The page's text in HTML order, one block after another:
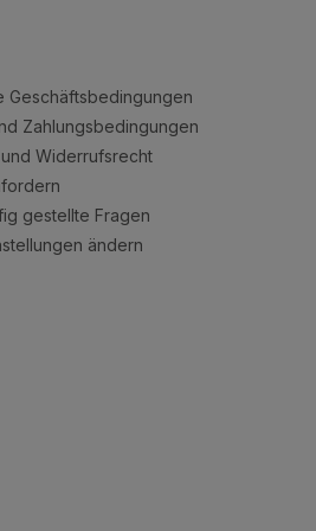
Geschäftsbedingungen
Zahlungsbedingungen
Widerrufsrecht
gestellte Fragen
ändern